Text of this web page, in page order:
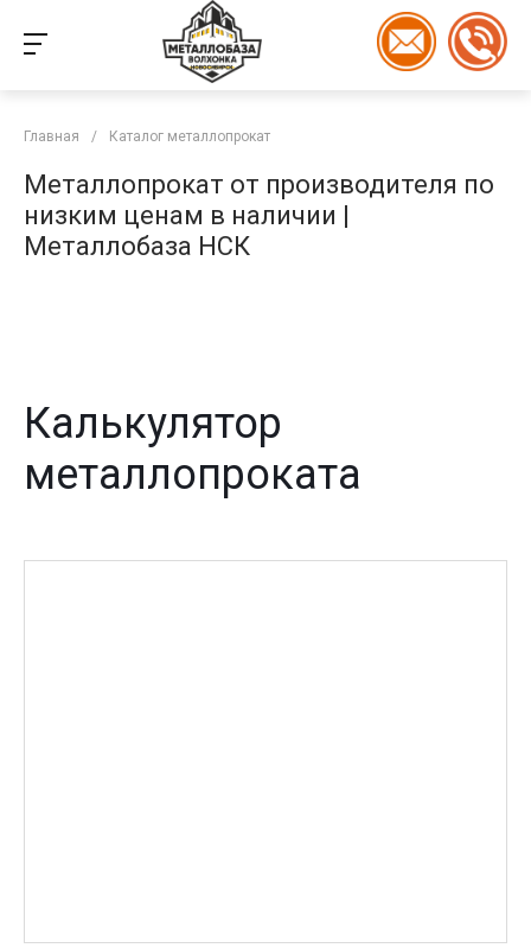
Главная / Каталог металлопрокат
Металлопрокат от производителя по
низким ценам в наличии |
Металлобаза НСК
Калькулятор
металлопроката